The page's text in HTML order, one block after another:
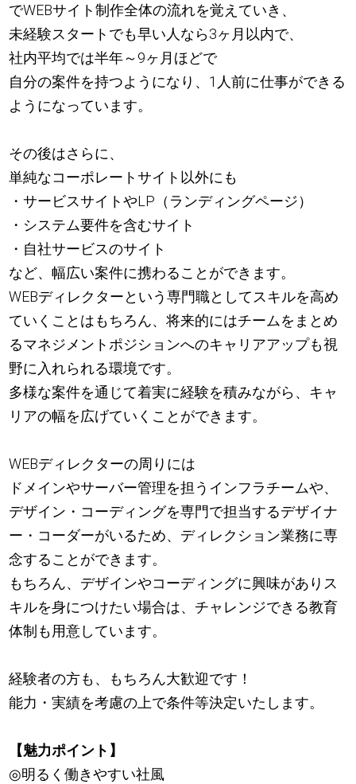
でWEBサイト制作全体の流れを覚えていき、
未経験スタートでも早い人なら3ヶ月以内で、
社内平均では半年～9ヶ月ほどで
自分の案件を持つようになり、1人前に仕事ができる
ようになっています。
その後はさらに、
単純なコーポレートサイト以外にも
・サービスサイトやLP（ランディングページ）
・システム要件を含むサイト
・自社サービスのサイト
など、幅広い案件に携わることができます。
WEBディレクターという専門職としてスキルを高め
ていくことはもちろん、将来的にはチームをまとめ
るマネジメントポジションへのキャリアアップも視
野に入れられる環境です。
多様な案件を通じて着実に経験を積みながら、キャ
リアの幅を広げていくことができます。
WEBディレクターの周りには
ドメインやサーバー管理を担うインフラチームや、
デザイン・コーディングを専門で担当するデザイナ
ー・コーダーがいるため、ディレクション業務に専
念することができます。
もちろん、デザインやコーディングに興味がありス
キルを身につけたい場合は、チャレンジできる教育
体制も用意しています。
経験者の方も、もちろん大歓迎です！
能力・実績を考慮の上で条件等決定いたします。
【魅力ポイント】
◎明るく働きやすい社風